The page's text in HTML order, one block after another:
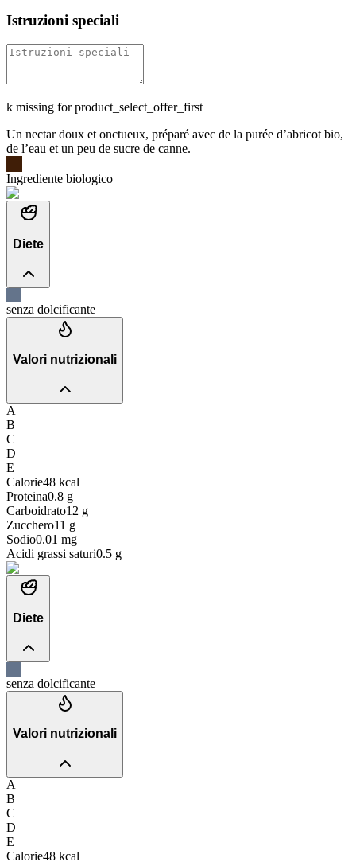
Istruzioni speciali
k missing for product_select_offer_first
Un nectar doux et onctueux, préparé avec de la purée d’abricot bio,
de l’eau et un peu de sucre de canne.
Ingrediente biologico
Diete
senza dolcificante
Valori nutrizionali
A
B
C
D
E
Calorie48 kcal
Proteina0.8 g
Carboidrato12 g
Zucchero11 g
Sodio0.01 mg
Acidi grassi saturi0.5 g
Diete
senza dolcificante
Valori nutrizionali
A
B
C
D
E
Calorie48 kcal